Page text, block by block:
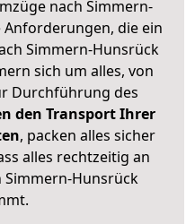
nach Simmern-
die ein
Simmern-Hunsrück
sich um alles, von
Durchführung des
den Transport Ihrer
, packen alles sicher
alles rechtzeitig an
Hunsrück